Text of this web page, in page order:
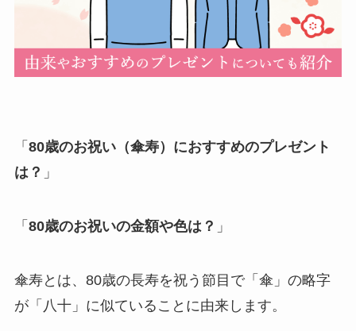
入学・就職・合格祝い・卒業
成人式
暑中・残暑見舞い
「 80歳のお祝い（傘寿）におすすめのプレゼント
は？ 」
「 80歳のお祝いの金額や色は？ 」
傘寿とは、80歳の長寿を祝う節目で「傘」の略字
が「八十」に似ていることに由来します。